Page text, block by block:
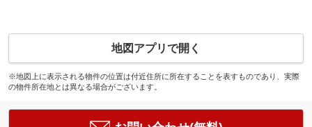
地図アプリで開く
※地図上に表示される物件の位置は付近住所に所在することを表すものであり、実際
の物件所在地とは異なる場合がございます。